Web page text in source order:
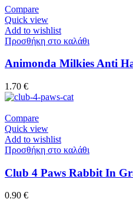
Compare
Quick view
Add to wishlist
Προσθήκη στο καλάθι
Animonda Milkies Anti
1.70 €
Compare
Quick view
Add to wishlist
Προσθήκη στο καλάθι
Club 4 Paws Rabbit In
0.90 €